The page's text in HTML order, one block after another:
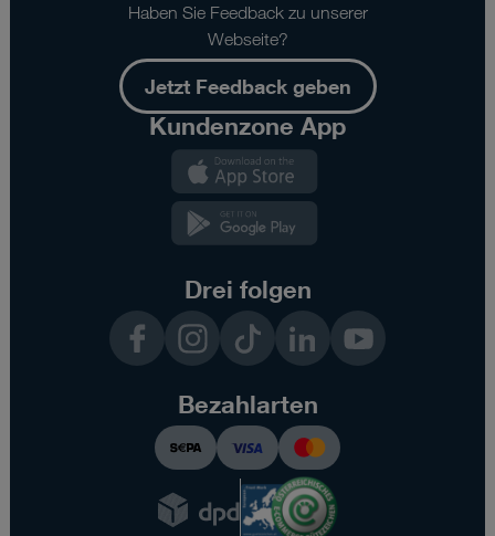
Haben Sie Feedback zu unserer
Webseite?
Jetzt Feedback geben
Kundenzone App
Drei folgen
InstagramTikTok LinkedInYouTube
Bezahlarten